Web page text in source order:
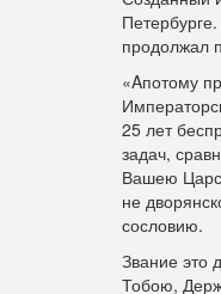
продолжал
«Aпотому
25 лет
задач,
Вашею
не
сословию.
Звание это
Тобою,